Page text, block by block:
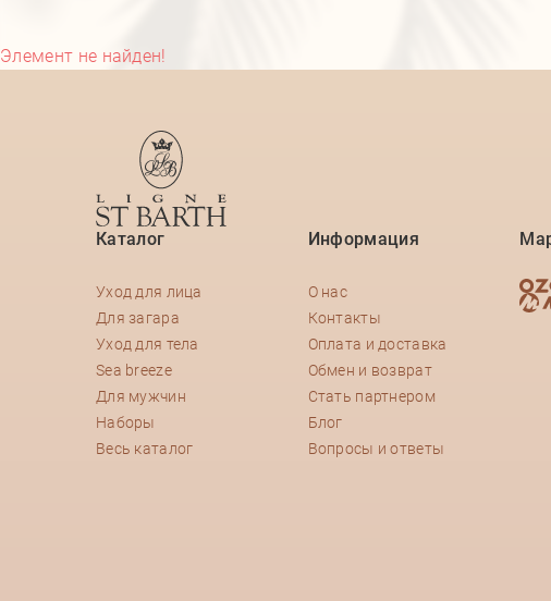
Элемент не найден!
Каталог
Уход для лица
Для загара
Уход для тела
Sea breeze
Для мужчин
Наборы
Весь каталог
Информация
О нас
Контакты
Оплата и доставка
Обмен и возврат
Стать партнером
Блог
Вопросы и ответы